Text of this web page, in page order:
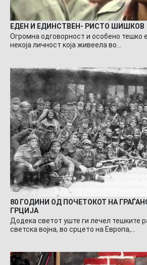
ЕДЕН И ЕДИНСТВЕН- РИСТО ШИШКОВ
Огромна одговорност и особено тешко
некоја личност која живеела во…
80 ГОДИНИ ОД ПОЧЕТОКОТ НА
ГРЦИЈА
Додека светот уште ги лечел тешките
светска војна, во срцето на Европа,…